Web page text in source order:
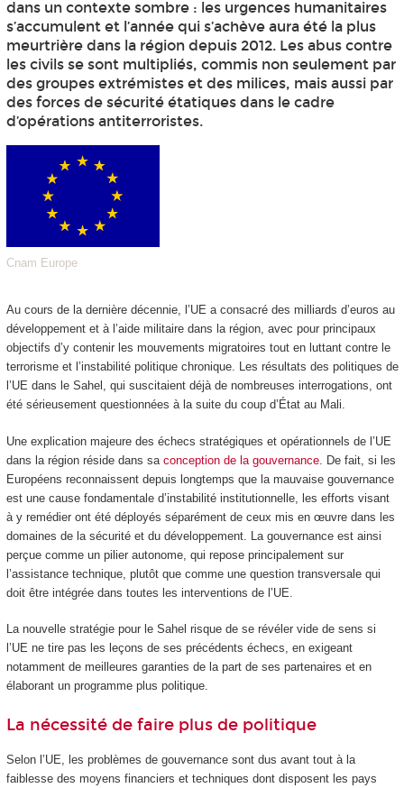
dans un contexte sombre : les urgences humanitaires
s’accumulent et l’année qui s’achève aura été la plus
meurtrière dans la région depuis 2012. Les abus contre
les civils se sont multipliés, commis non seulement par
des groupes extrémistes et des milices, mais aussi par
des forces de sécurité étatiques dans le cadre
d’opérations antiterroristes.
Cnam Europe
Au cours de la dernière décennie, l’UE a consacré des milliards d’euros au
développement et à l’aide militaire dans la région, avec pour principaux
objectifs d’y contenir les mouvements migratoires tout en luttant contre le
terrorisme et l’instabilité politique chronique. Les résultats des politiques de
l’UE dans le Sahel, qui suscitaient déjà de nombreuses interrogations, ont
été sérieusement questionnées à la suite du coup d’État au Mali.
Une explication majeure des échecs stratégiques et opérationnels de l’UE
dans la région réside dans sa conception de la gouvernance. De fait, si les
Européens reconnaissent depuis longtemps que la mauvaise gouvernance
est une cause fondamentale d’instabilité institutionnelle, les efforts visant
à y remédier ont été déployés séparément de ceux mis en œuvre dans les
domaines de la sécurité et du développement. La gouvernance est ainsi
perçue comme un pilier autonome, qui repose principalement sur
l’assistance technique, plutôt que comme une question transversale qui
doit être intégrée dans toutes les interventions de l’UE.
La nouvelle stratégie pour le Sahel risque de se révéler vide de sens si
l’UE ne tire pas les leçons de ses précédents échecs, en exigeant
notamment de meilleures garanties de la part de ses partenaires et en
élaborant un programme plus politique.
La nécessité de faire plus de politique
Selon l’UE, les problèmes de gouvernance sont dus avant tout à la
faiblesse des moyens financiers et techniques dont disposent les pays